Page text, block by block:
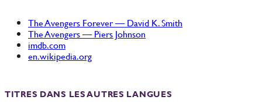
The Avengers Forever — David K. Smith
The Avengers — Piers Johnson
imdb.com
en.wikipedia.org
TITRES DANS LES AUTRES LANGUES